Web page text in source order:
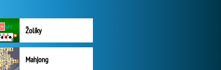
Žolíky
Mahjong